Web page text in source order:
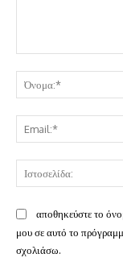
αποθηκεύστε το
μου σε αυτό το
σχολιάσω.